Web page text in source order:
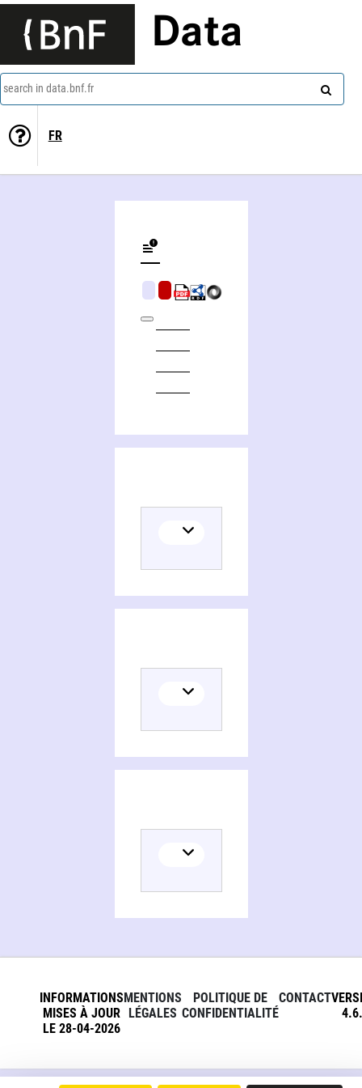
Data
search in data.bnf.fr
FR
INFORMATIONS
MISES À JOUR
LE 28-04-2026
MENTIONS
LÉGALES
POLITIQUE DE
CONFIDENTIALITÉ
CONTACT